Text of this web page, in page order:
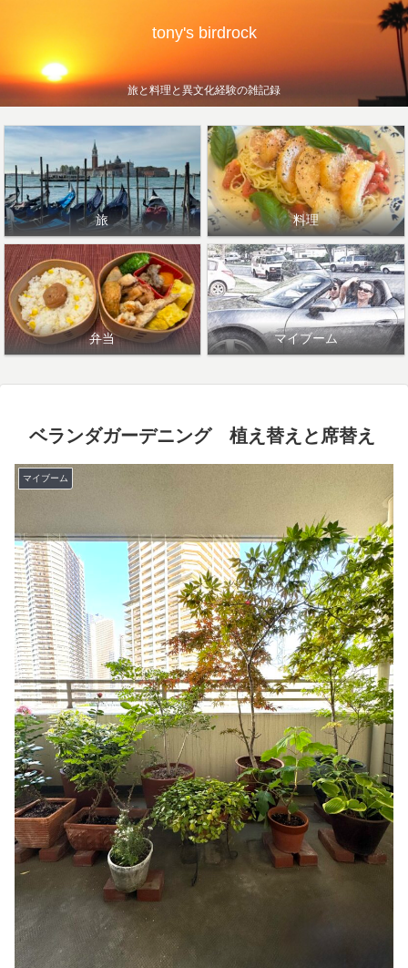
tony's birdrock
旅と料理と異文化経験の雑記録
旅 料理
弁当 マイブーム
ベランダガーデニング 植え替えと席替え
マイブーム